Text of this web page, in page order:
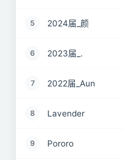
5 2024届_颜
6 2023届_.
7 2022届_Aun
8 Lavender
9 Pororo